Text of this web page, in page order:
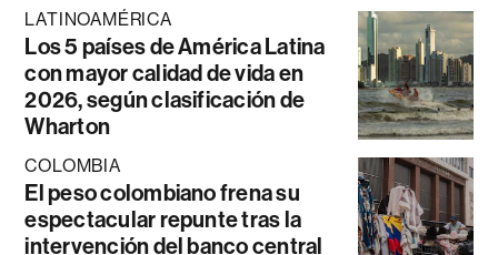
LATINOAMÉRICA
Los 5 países de América Latina
con mayor calidad de vida en
2026, según clasificación de
Wharton
COLOMBIA
El peso colombiano frena su
espectacular repunte tras la
intervención del banco central